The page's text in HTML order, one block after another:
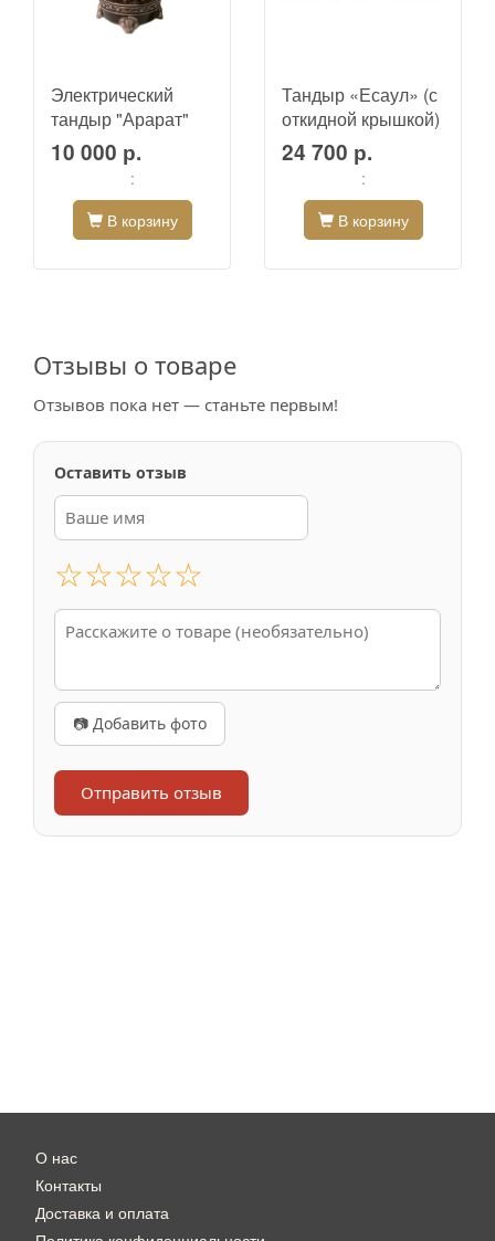
Электрический
тандыр "Арарат"
10 000 р.
:
В корзину
Тандыр «Есаул» (с
откидной крышкой)
24 700 р.
:
В корзину
Отзывы о товаре
Отзывов пока нет — станьте первым!
Оставить отзыв
☆☆☆☆☆
📷 Добавить фото
Отправить отзыв
О нас
Контакты
Доставка и оплата